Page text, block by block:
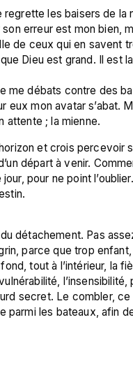
regrette les baisers de
son erreur est mon bien,
de ceux qui en savent
Dieu est grand. Il est
me débats contre des
eux mon avatar
et crois percevoir
départ à venir.
jour, pour ne point
détachement. Pas
parce que trop
tout à l’intérieur, la
secret. Le combler, ce
parmi les bateaux, afin